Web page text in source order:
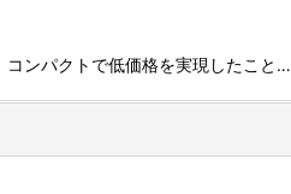
ンパクトで低価格を実現したこと…